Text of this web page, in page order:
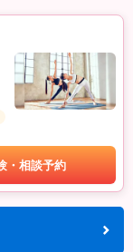
・相談予約